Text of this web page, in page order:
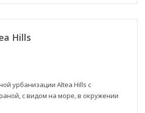
Hills
урбанизации Altea Hills с
с видом на море, в окружении